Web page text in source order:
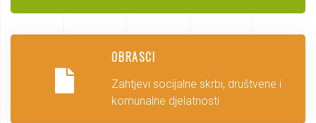
OBRASCI
Zahtjevi socijalne skrbi, društvene i
komunalne djelatnosti